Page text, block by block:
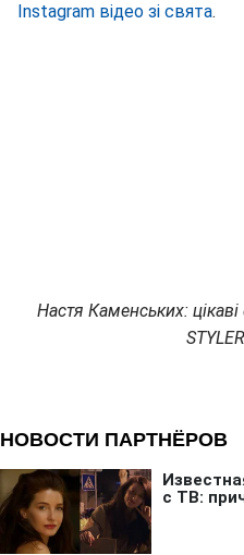
Instagram відео зі свята.
Настя Каменських: